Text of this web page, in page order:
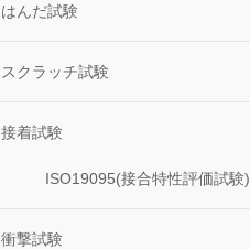
はんだ試験
スクラッチ試験
接着試験
ISO19095(接合特性評価試験)
衝撃試験